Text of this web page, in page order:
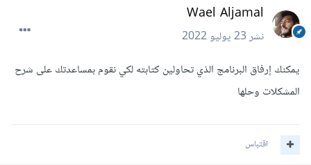
Wael Aljamal
نشر23 يوليو 2022
يمكنك إرفاق البرنامج الذي تحاولين كتابته لكي نقوم بمساعدتك على شرح
المشكلات وحلها
اقتباس